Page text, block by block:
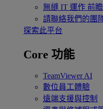
無縫 IT 運作 前
請聯絡我們的團
探索此平台
Core 功能
TeamViewer AI
數位員工體驗
遠端支援與控制